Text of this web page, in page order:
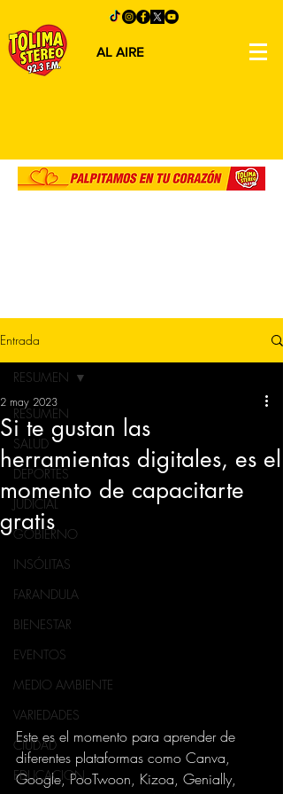
AL AIRE
Entrada
RESUMEN
SALUD
DEPORTES
JUDICIAL
GOBIERNO
INSÓLITAS
FARANDULA
BIENESTAR
EVENTOS
MEDIO AMBIENTE
VARIEDADES
CIUDAD
EDUCACION
RESUMEN
Si te gustan las
herramientas digitales, es el
momento de capacitarte
gratis
2 may 2023
Este es el momento para aprender de
diferentes plataformas como Canva,
Google, PooTwoon, Kizoa, Genially,